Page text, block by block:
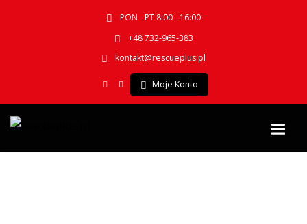
PON - PT 8:00 - 16:00
+48 732-965-383
kontakt@rescueplus.pl
Moje Konto